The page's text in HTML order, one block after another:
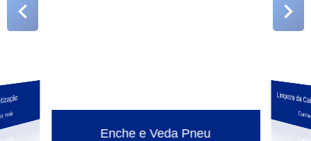
mais
Enche e Veda Pneu
Limpeza da